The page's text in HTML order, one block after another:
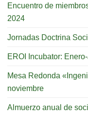
Encuentro de
2024
Jornadas Doctrina
EROI Incubator:
Mesa Redonda
noviembre
Almuerzo anual de